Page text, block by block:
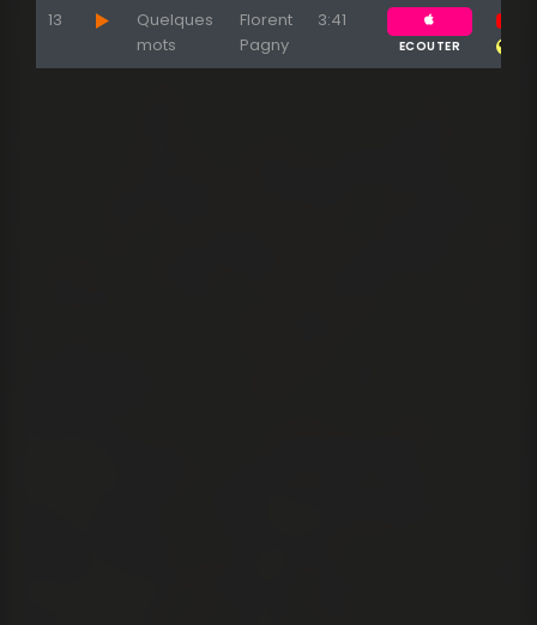
13
Quelques
mots
Florent
Pagny
3:41
ECOUTER